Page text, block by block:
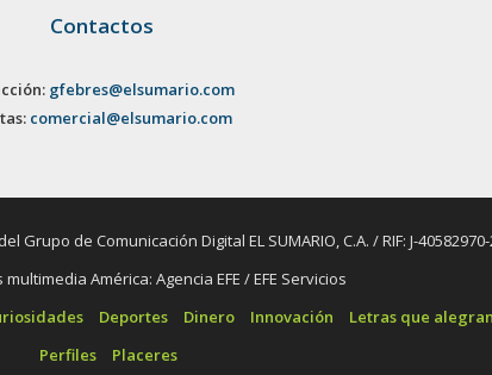
Contactos
gfebres@elsumario.com
comercial@elsumario.com
de Comunicación Digital EL SUMARIO, C.A. / RIF: J-
América: Agencia EFE / EFE Servicios
Deportes Dinero Innovación Letras que alegran
Perfiles
Placeres